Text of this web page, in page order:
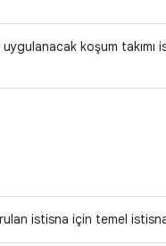
koşum takımı
istisna için temel istisna